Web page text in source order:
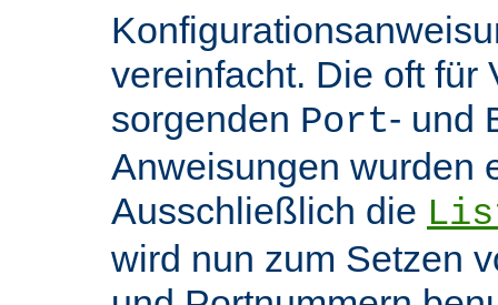
vereinfacht. Die oft für
sorgenden Port- und
Anweisungen wurden
Ausschließlich die
wird nun zum Setzen